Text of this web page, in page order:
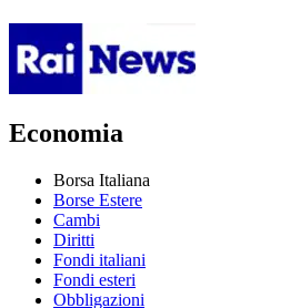
Economia
Borsa Italiana
Borse Estere
Cambi
Diritti
Fondi italiani
Fondi esteri
Obbligazioni